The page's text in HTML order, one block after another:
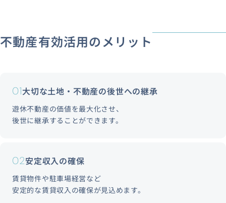
不動産有効活用のメリット
01大切な土地・不動産の後世への継承
遊休不動産の価値を最大化させ、
後世に継承することができます。
02安定収入の確保
賃貸物件や駐車場経営など
安定的な賃貸収入の確保が見込めます。